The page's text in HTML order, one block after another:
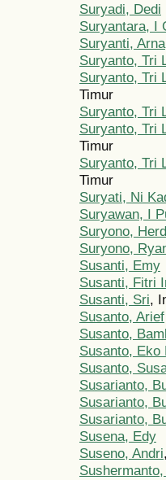
Suryadi, Dedi
Suryantara, I
Suryanti, Arna
Suryanto, Tri
Suryanto, Tri
Timur
Suryanto, Tri
Suryanto, Tri
Timur
Suryanto, Tri
Timur
Suryati, Ni
Suryawan, I
Suryono,
Suryono,
Susanti, Emy
Susanti, Fitri
Susanti, Sri,
Susanto, Arief
Susanto,
Susanto, Eko
Susanto,
Susarianto,
Susarianto,
Susarianto,
Susena, Edy
Suseno, Andri